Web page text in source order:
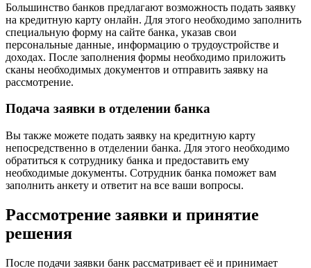
Большинство банков предлагают возможность подать заявку
на кредитную карту онлайн. Для этого необходимо заполнить
специальную форму на сайте банка‚ указав свои
персональные данные‚ информацию о трудоустройстве и
доходах. После заполнения формы необходимо приложить
сканы необходимых документов и отправить заявку на
рассмотрение.
Подача заявки в отделении банка
Вы также можете подать заявку на кредитную карту
непосредственно в отделении банка. Для этого необходимо
обратиться к сотруднику банка и предоставить ему
необходимые документы. Сотрудник банка поможет вам
заполнить анкету и ответит на все ваши вопросы.
Рассмотрение заявки и принятие
решения
После подачи заявки банк рассматривает её и принимает